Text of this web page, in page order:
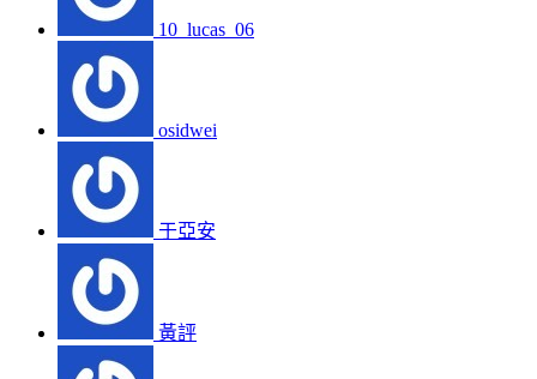
10_lucas_06
osidwei
于亞安
黃評